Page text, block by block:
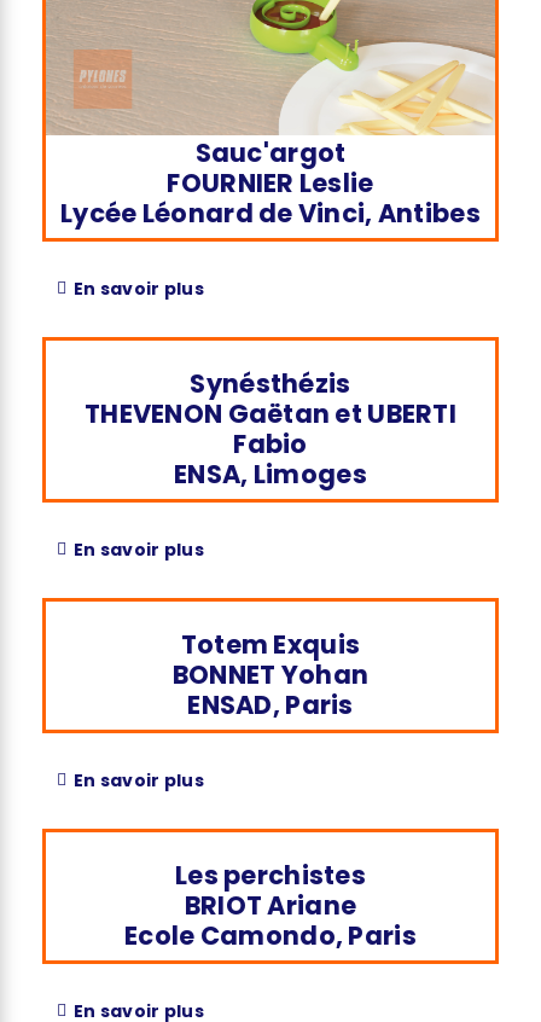
Sauc'argot
FOURNIER Leslie
Lycée Léonard de Vinci, Antibes
En savoir plus
Synésthézis
THEVENON Gaëtan et UBERTI
Fabio
ENSA, Limoges
En savoir plus
Totem Exquis
BONNET Yohan
ENSAD, Paris
En savoir plus
Les perchistes
BRIOT Ariane
Ecole Camondo, Paris
En savoir plus